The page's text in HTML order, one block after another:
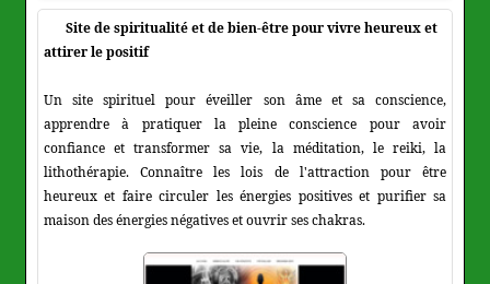
Site de spiritualité et de bien-être pour vivre heureux et
attirer le positif
Un site spirituel pour éveiller son âme et sa conscience,
apprendre à pratiquer la pleine conscience pour avoir
confiance et transformer sa vie, la méditation, le reiki, la
lithothérapie. Connaître les lois de l'attraction pour être
heureux et faire circuler les énergies positives et purifier sa
maison des énergies négatives et ouvrir ses chakras.